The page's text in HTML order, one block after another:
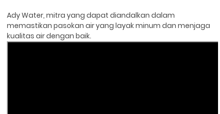
Ady Water, mitra yang dapat diandalkan dalam
memastikan pasokan air yang layak minum dan menjaga
kualitas air dengan baik.